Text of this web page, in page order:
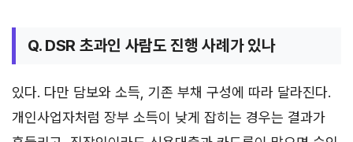
Q. DSR 초과인 사람도 진행 사례가 있나
있다. 다만 담보와 소득, 기존 부채 구성에 따라 달라진다.
개인사업자처럼 장부 소득이 낮게 잡히는 경우는 결과가